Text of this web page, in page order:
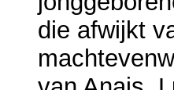
die afwijkt